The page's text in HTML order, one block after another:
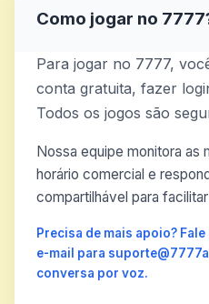
Como jogar no
Para jogar no 7777,
conta gratuita, fazer
Todos os jogos são
Nossa equipe monitora as
horário comercial e
compartilhável para
Precisa de mais apoio?
e-mail para
conversa por voz.